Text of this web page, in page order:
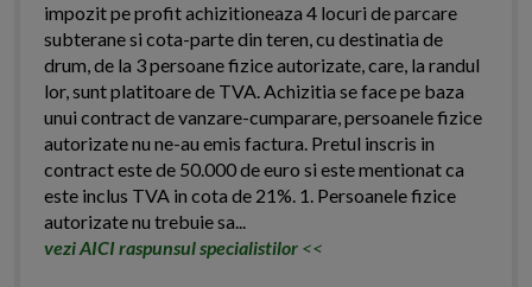
impozit pe profit achizitioneaza 4 locuri de parcare
subterane si cota-parte din teren, cu destinatia de
drum, de la 3 persoane fizice autorizate, care, la randul
lor, sunt platitoare de TVA. Achizitia se face pe baza
unui contract de vanzare-cumparare, persoanele fizice
autorizate nu ne-au emis factura. Pretul inscris in
contract este de 50.000 de euro si este mentionat ca
este inclus TVA in cota de 21%. 1. Persoanele fizice
autorizate nu trebuie sa...
vezi AICI raspunsul specialistilor <<